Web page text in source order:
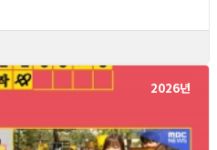
2026년